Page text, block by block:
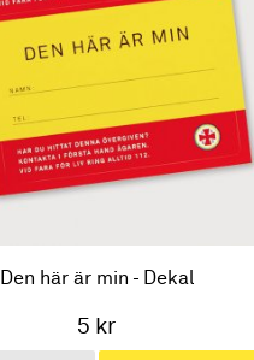
Den här är min - Dekal
5 kr